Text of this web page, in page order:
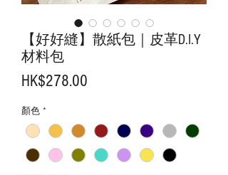
【好好縫】散紙包｜皮革D.I.Y
材料包
HK$278.00
顏色 *